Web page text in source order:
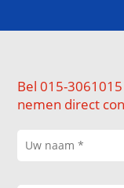
Bel 015-
nemen direct